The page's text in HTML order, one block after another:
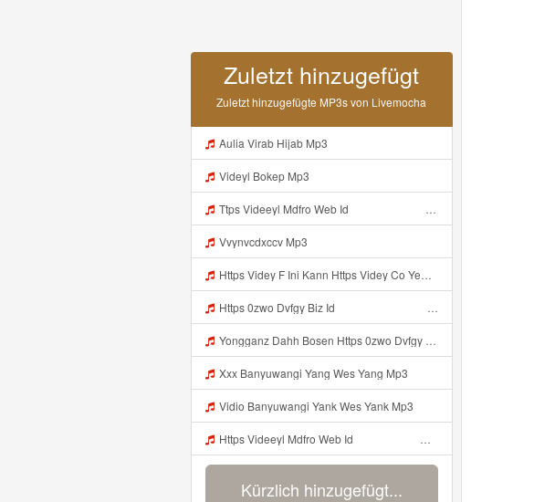
Zuletzt hinzugefügt
Zuletzt hinzugefügte MP3s von Livemocha
Aulia Virab Hijab Mp3
Videyl Bokep Mp3
Ttps Videeyl Mdfro Web Id ᅠ ᅠ ᅠ ᅠ ᅠ ᅠ ᅠ ᅠ ᅠ ᅠ ᅠ ᅠ ᅠ ᅠ ᅠ ᅠ ᅠ ᅠ ᅠ ᅠ ᅠ ᅠ ᅠ ᅠ ᅠ ᅠ ᅠ ᅠ ᅠ ᅠ ᅠ ᅠ ᅠ ᅠ ᅠ ᅠ ᅠ ᅠ ᅠ ᅠ ᅠ ᅠ ᅠ ᅠ ᅠ ᅠ ᅠ ᅠ ᅠ ᅠ ᅠ ᅠ ᅠ ᅠ ᅠ ᅠ ᅠ ᅠ ᅠ ᅠ Mp3
Vvynvcdxccv Mp3
Https Videy F Ini Kann Https Videy Co Yews Web Id PTldKA ᅠ ᅠ ᅠ ᅠ ᅠ ᅠ ᅠ ᅠ ᅠ ᅠ ᅠ ᅠ ᅠ ᅠ ᅠ ᅠ ᅠ ᅠ ᅠ ᅠ ᅠ ᅠ ᅠ ᅠ ᅠ ᅠ ᅠ ᅠ ᅠ ᅠ ᅠ ᅠ ᅠ ᅠ ᅠ ᅠ ᅠ ᅠ ᅠ ᅠ ᅠ ᅠ ᅠ ᅠ ᅠ ᅠ ᅠ ᅠ ᅠ ᅠ ᅠ ᅠ ᅠ ᅠ ᅠ ᅠ ᅠ ᅠ Co V Id T4ht2t0b Mp3
Https 0zwo Dvfgy Biz Id ᅠ ᅠ ᅠ ᅠ ᅠ ᅠ ᅠ ᅠ ᅠ ᅠ ᅠ ᅠ ᅠ ᅠ ᅠ ᅠ ᅠ ᅠ ᅠ ᅠ ᅠ ᅠ ᅠ ᅠ ᅠ ᅠ ᅠ ᅠ ᅠ ᅠ ᅠ ᅠ ᅠ ᅠ ᅠ ᅠ ᅠ ᅠ ᅠ ᅠ ᅠ ᅠ ᅠ ᅠ ᅠ ᅠ ᅠ ᅠ ᅠ ᅠ ᅠ ᅠ ᅠ ᅠ ᅠ ᅠ ᅠ ᅠ Mp3
Yongganz Dahh Bosen Https 0zwo Dvfgy Biz Id ᅠ ᅠ ᅠ ᅠ ᅠ ᅠ ᅠ ᅠ ᅠ ᅠ ᅠ ᅠ ᅠ ᅠ ᅠ ᅠ ᅠ ᅠ ᅠ ᅠ ᅠ ᅠ ᅠ ᅠ ᅠ ᅠ ᅠ ᅠ ᅠ ᅠ ᅠ ᅠ ᅠ ᅠ ᅠ ᅠ ᅠ ᅠ ᅠ ᅠ ᅠ ᅠ ᅠ ᅠ ᅠ ᅠ ᅠ ᅠ ᅠ ᅠ ᅠ ᅠ ᅠ ᅠ ᅠ ᅠ ᅠ ᅠ Mp3
Xxx Banyuwangi Yang Wes Yang Mp3
Vidio Banyuwangi Yank Wes Yank Mp3
Https Videeyl Mdfro Web Id ᅠ ᅠ ᅠ ᅠ ᅠ ᅠ ᅠ ᅠ ᅠ ᅠ ᅠ ᅠ ᅠ ᅠ ᅠ ᅠ ᅠ ᅠ ᅠ ᅠ ᅠ ᅠ ᅠ ᅠ ᅠ ᅠ ᅠ ᅠ ᅠ ᅠ ᅠ ᅠ ᅠ ᅠ ᅠ ᅠ ᅠ ᅠ ᅠ ᅠ ᅠ ᅠ ᅠ ᅠ ᅠ ᅠ ᅠ ᅠ ᅠ ᅠ ᅠ ᅠ ᅠ ᅠ ᅠ ᅠ ᅠ ᅠ Ell Ell Iki Tahhh Https Videeyl Mdfro Web Id ᅠ ᅠ ᅠ ᅠ ᅠ ᅠ ᅠ ᅠ ᅠ ᅠ ᅠ ᅠ ᅠ ᅠ ᅠ ᅠ ᅠ ᅠ ᅠ ᅠ ᅠ ᅠ ᅠ ᅠ ᅠ ᅠ ᅠ ᅠ ᅠ ᅠ ᅠ ᅠ ᅠ ᅠ Mp3
Kürzlich hinzugefügt...